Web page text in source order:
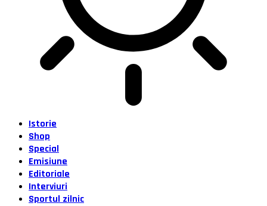
Istorie
Shop
Special
Emisiune
Editoriale
Interviuri
Sportul zilnic